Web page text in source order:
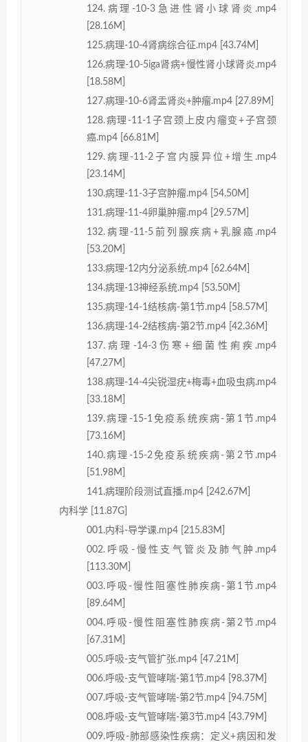
124.病理-10-3急进性肾小球肾炎.mp4
[28.16M]
125.病理-10-4肾病综合征.mp4 [43.74M]
126.病理-10-5iga肾病+慢性肾小球肾炎.mp4
[18.58M]
127.病理-10-6肾盂肾炎+肿瘤.mp4 [27.89M]
128.病理-11-1子宫颈上皮内瘤变+子宫颈
癌.mp4 [66.81M]
129.病理-11-2子宫内膜异位+增生.mp4
[23.14M]
130.病理-11-3子宫肿瘤.mp4 [54.50M]
131.病理-11-4卵巢肿瘤.mp4 [29.57M]
132.病理-11-5前列腺疾病+乳腺癌.mp4
[53.20M]
133.病理-12内分泌系统.mp4 [62.64M]
134.病理-13神经系统.mp4 [53.50M]
135.病理-14-1结核病-第1节.mp4 [58.57M]
136.病理-14-2结核病-第2节.mp4 [42.36M]
137.病理-14-3伤寒+细菌性痢疾.mp4
[47.27M]
138.病理-14-4尖锐湿疣+梅毒+血吸虫病.mp4
[33.18M]
139.病理-15-1免疫系统疾病-第1节.mp4
[73.16M]
140.病理-15-2免疫系统疾病-第2节.mp4
[51.98M]
141.病理阶段测试直播.mp4 [242.67M]
内科学 [11.87G]
001.内科-导学课.mp4 [215.83M]
002.呼吸-慢性支气管炎及肺气肿.mp4
[113.30M]
003.呼吸-慢性阻塞性肺疾病-第1节.mp4
[89.64M]
004.呼吸-慢性阻塞性肺疾病-第2节.mp4
[67.31M]
005.呼吸-支气管扩张.mp4 [47.21M]
006.呼吸-支气管哮喘-第1节.mp4 [98.37M]
007.呼吸-支气管哮喘-第2节.mp4 [94.75M]
008.呼吸-支气管哮喘-第3节.mp4 [43.79M]
009.呼吸-肺部感染性疾病：定义+病因和发